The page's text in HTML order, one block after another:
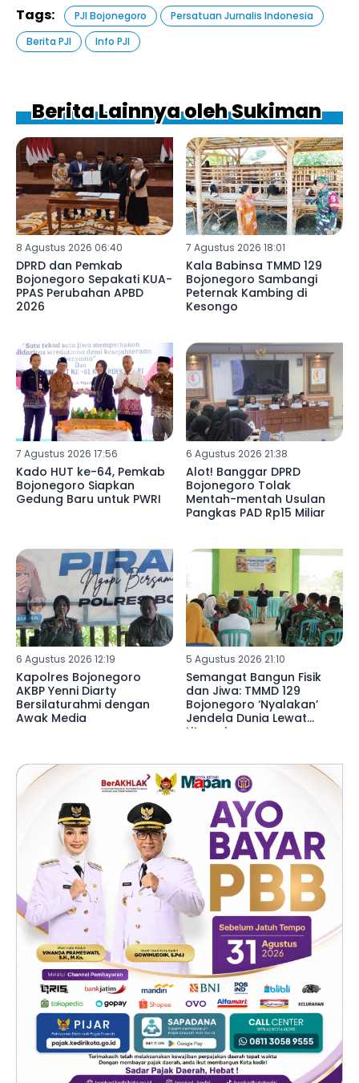
Tags: PJI Bojonegoro
Persatuan Jurnalis Indonesia
Berita PJI
Info PJI
Berita Lainnya oleh Sukiman
8 Agustus 2026 06:40
DPRD dan Pemkab
Bojonegoro Sepakati KUA-
PPAS Perubahan APBD
2026
7 Agustus 2026 18:01
Kala Babinsa TMMD 129
Bojonegoro Sambangi
Peternak Kambing di
Kesongo
7 Agustus 2026 17:56
Kado HUT ke-64, Pemkab
Bojonegoro Siapkan
Gedung Baru untuk PWRI
6 Agustus 2026 21:38
Alot! Banggar DPRD
Bojonegoro Tolak
Mentah-mentah Usulan
Pangkas PAD Rp15 Miliar
6 Agustus 2026 12:19
Kapolres Bojonegoro
AKBP Yenni Diarty
Bersilaturahmi dengan
Awak Media
5 Agustus 2026 21:10
Semangat Bangun Fisik
dan Jiwa: TMMD 129
Bojonegoro ‘Nyalakan’
Jendela Dunia Lewat
Literasi